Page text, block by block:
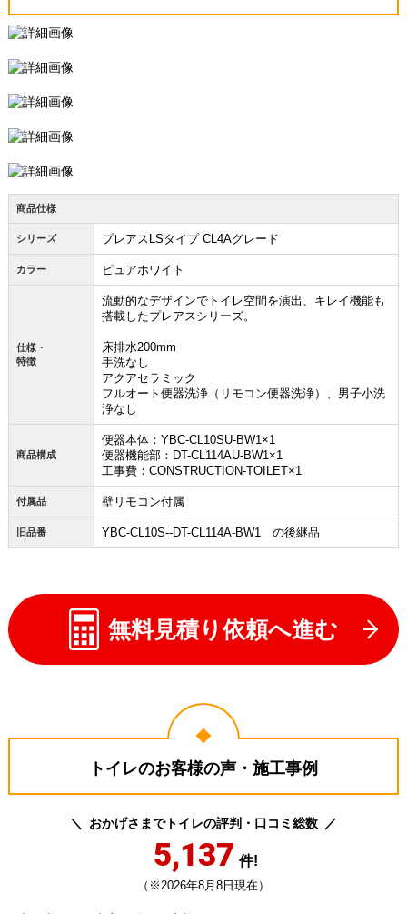
商品仕様
シリーズ プレアスLSタイプ CL4Aグレード
カラー ピュアホワイト
仕様・
特徴
流動的なデザインでトイレ空間を演出、キレイ機能も
搭載したプレアスシリーズ。
床排水200mm
手洗なし
アクアセラミック
フルオート便器洗浄（リモコン便器洗浄）、男子小洗
浄なし
商品構成
便器本体：YBC-CL10SU-BW1×1
便器機能部：DT-CL114AU-BW1×1
工事費：CONSTRUCTION-TOILET×1
付属品 壁リモコン付属
旧品番 YBC-CL10S--DT-CL114A-BW1 の後継品
無料見積り依頼へ進む
トイレのお客様の声・施工事例
おかげさまでトイレの評判・口コミ総数
5,137 件!
（※2026年8月8日現在）